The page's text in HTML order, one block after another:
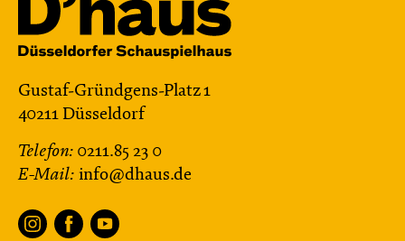
Gustaf-Gründgens-Platz 1
40211 Düsseldorf
Telefon: 0211.85 23 0
E-Mail: info@dhaus.de